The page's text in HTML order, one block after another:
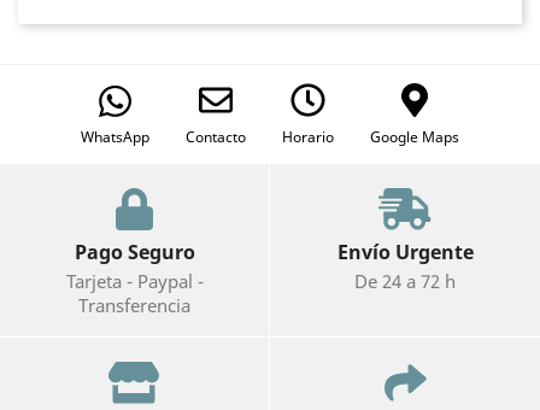
WhatsApp Contacto Horario Google Maps
Pago Seguro
Tarjeta - Paypal -
Transferencia
Envío Urgente
De 24 a 72 h